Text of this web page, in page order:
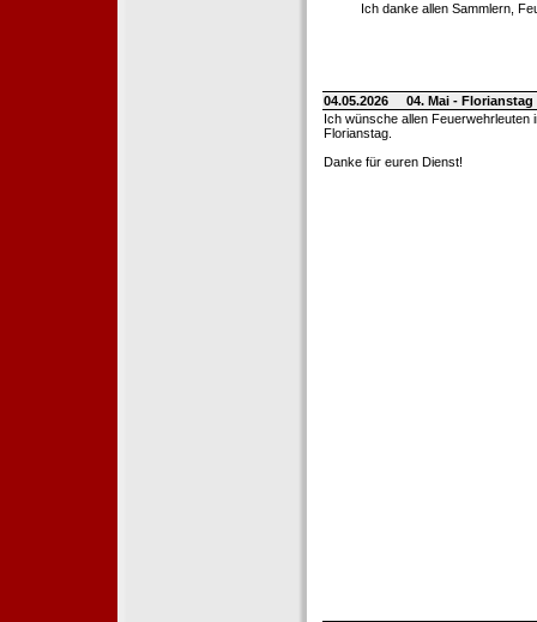
Ich danke allen Sammlern,
04.05.2026
04. Mai -
Ich wünsche allen Feuerwehrleuten
Florianstag.
Danke für euren Dienst!